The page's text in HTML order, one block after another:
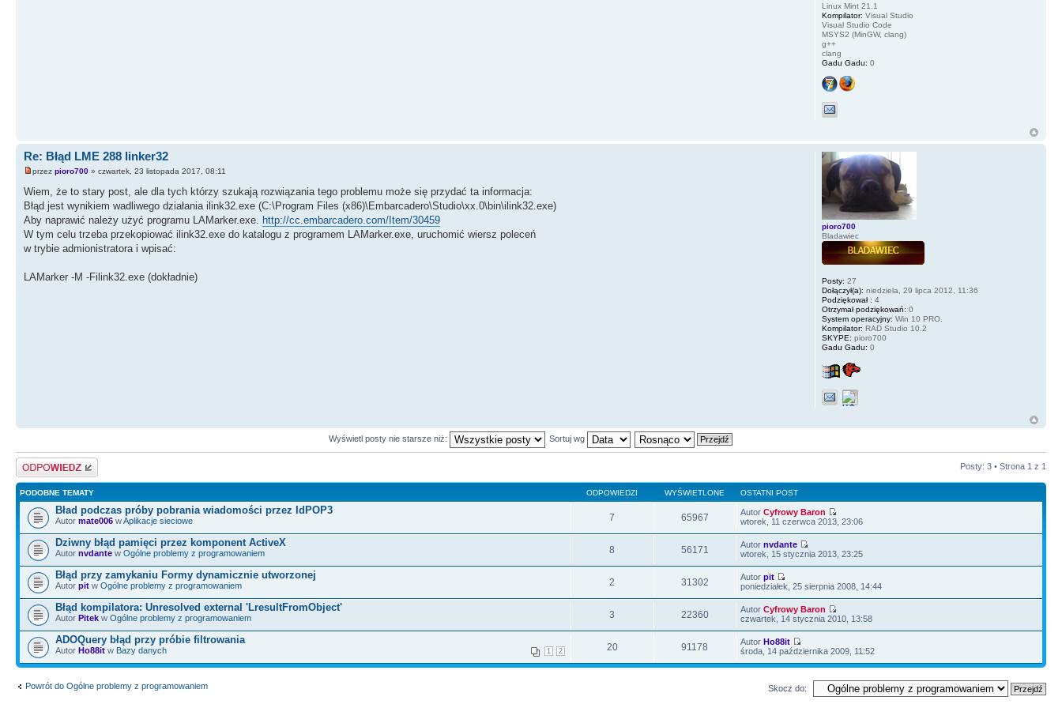
Linux Mint 21.1
Kompilator: Visual Studio
Visual Studio Code
MSYS2 (MinGW, clang)
g++
clang
Gadu Gadu: 0
Re: Błąd LME 288 linker32
przez pioro700 » czwartek, 23 listopada 2017, 08:11
Wiem, że to stary post, ale dla tych którzy szukają rozwiązania tego problemu może się przydać ta informacja:
Błąd jest wynikiem wadliwego działania ilink32.exe (C:\Program Files (x86)\Embarcadero\Studio\xx.0\bin\ilink32.exe)
Aby naprawić należy użyć programu LAMarker.exe. http://cc.embarcadero.com/Item/30459
W tym celu trzeba przekopiować ilink32.exe do katalogu z programem LAMarker.exe, uruchomić wiersz poleceń
w trybie admionistratora i wpisać:
LAMarker -M -Filink32.exe (dokładnie)
pioro700
Bladawiec
Posty: 27
Dołączył(a): niedziela, 29 lipca 2012, 11:36
Podziękował : 4
Otrzymał podziękowań: 0
System operacyjny: Win 10 PRO.
Kompilator: RAD Studio 10.2
SKYPE: pioro700
Gadu Gadu: 0
Wyświetl posty nie starsze niż: Sortuj wg
Odpowiedz Posty: 3 • Strona 1 z 1
PODOBNE TEMATY ODPOWIEDZI WYŚWIETLONE OSTATNI POST
Bład podczas próby pobrania wiadomości przez IdPOP3
Autor mate006 wAplikacje sieciowe 7 65967 AutorCyfrowy Baron
wtorek, 11 czerwca 2013, 23:06
Dziwny błąd pamięci przez komponent ActiveX
Autor nvdante w Ogólne problemy z programowaniem 8 56171 Autornvdante
wtorek, 15 stycznia 2013, 23:25
Błąd przy zamykaniu Formy dynamicznie utworzonej
Autor pit w Ogólne problemy z programowaniem 2 31302 Autorpit
poniedziałek, 25 sierpnia 2008, 14:44
Błąd kompilatora: Unresolved external 'LresultFromObject'
Autor Pitek w Ogólne problemy z programowaniem 3 22360 AutorCyfrowy Baron
czwartek, 14 stycznia 2010, 13:58
ADOQuery błąd przy próbie filtrowania
1 2
Autor Ho88it w Bazy danych 20 91178 AutorHo88it
środa, 14 października 2009, 11:52
Powrót do Ogólne problemy z programowaniem Skocz do: